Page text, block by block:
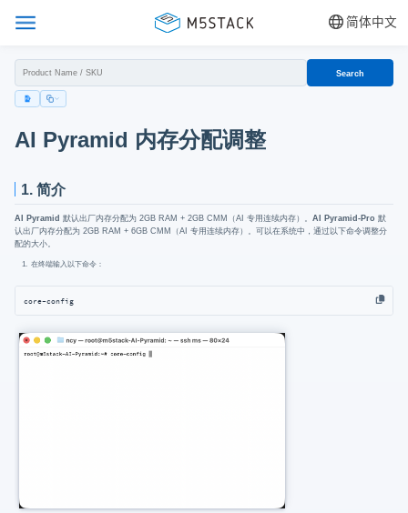
简体中文
Search
AI Pyramid 内存分配调整
1. 简介
AI Pyramid 默认出厂内存分配为 2GB RAM + 2GB CMM（AI 专用连续内存）。 AI Pyramid-Pro 默
认出厂内存分配为 2GB RAM + 6GB CMM（AI 专用连续内存）。可以在系统中，通过以下命令调整分
配的大小。
在终端输入以下命令：
core-config